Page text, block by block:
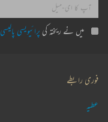
میں نے ریختہ کی پرائیویسی پالیسی
فوری رابطے
عطیہ